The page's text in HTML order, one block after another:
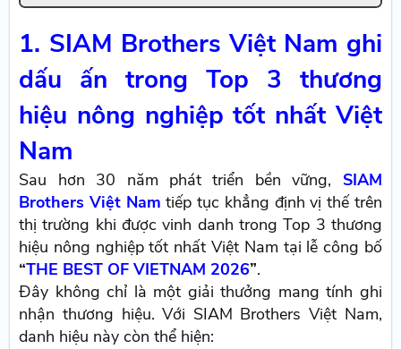
1. SIAM Brothers Việt Nam ghi
dấu ấn trong Top 3 thương
hiệu nông nghiệp tốt nhất Việt
Nam
Sau hơn 30 năm phát triển bền vững, SIAM
Brothers Việt Nam tiếp tục khẳng định vị thế trên
thị trường khi được vinh danh trong Top 3 thương
hiệu nông nghiệp tốt nhất Việt Nam tại lễ công bố
“THE BEST OF VIETNAM 2026”.
Đây không chỉ là một giải thưởng mang tính ghi
nhận thương hiệu. Với SIAM Brothers Việt Nam,
danh hiệu này còn thể hiện: